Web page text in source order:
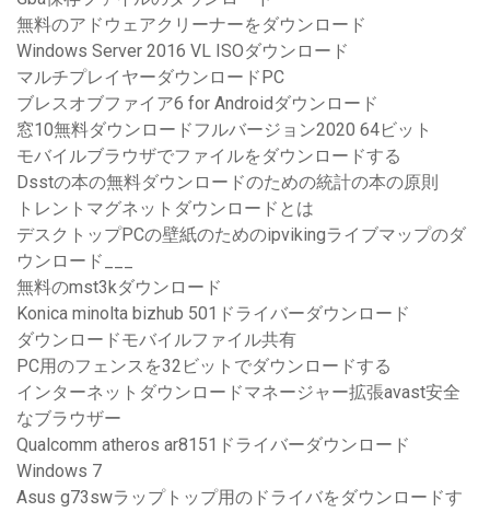
無料のアドウェアクリーナーをダウンロード
Windows Server 2016 VL ISOダウンロード
マルチプレイヤーダウンロードPC
ブレスオブファイア6 for Androidダウンロード
窓10無料ダウンロードフルバージョン2020 64ビット
モバイルブラウザでファイルをダウンロードする
Dsstの本の無料ダウンロードのための統計の本の原則
トレントマグネットダウンロードとは
デスクトップPCの壁紙のためのipvikingライブマップのダ
ウンロード___
無料のmst3kダウンロード
Konica minolta bizhub 501ドライバーダウンロード
ダウンロードモバイルファイル共有
PC用のフェンスを32ビットでダウンロードする
インターネットダウンロードマネージャー拡張avast安全
なブラウザー
Qualcomm atheros ar8151ドライバーダウンロード
Windows 7
Asus g73swラップトップ用のドライバをダウンロードす